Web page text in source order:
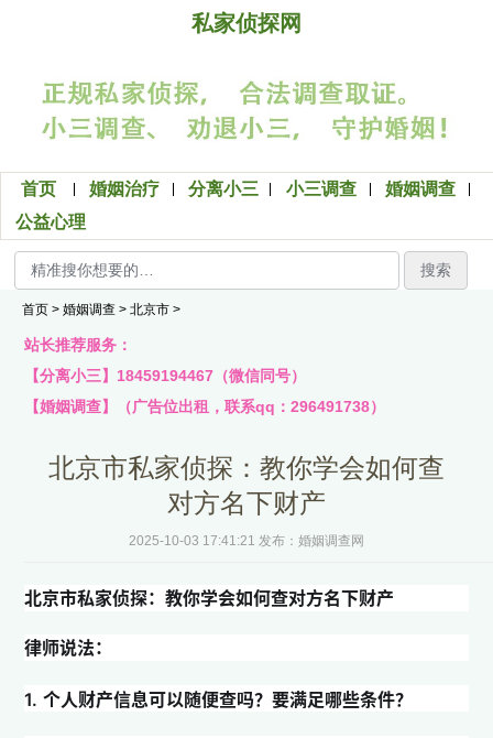
私家侦探网
首页 婚姻治疗 分离小三 小三调查
婚姻调查
公益心理
搜索
首页 > 婚姻调查 > 北京市 >
站长推荐服务：
【分离小三】18459194467（微信同号）
【婚姻调查】（广告位出租，联系qq：296491738）
北京市私家侦探：教你学会如何查
对方名下财产
2025-10-03 17:41:21 发布：婚姻调查网
北京市私家侦探：教你学会如何查对方名下财产
律师说法：
1. 个人财产信息可以随便查吗？要满足哪些条件？